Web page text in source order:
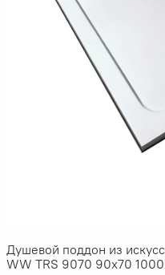
Душевой поддон из
WW TRS 9070 90x70